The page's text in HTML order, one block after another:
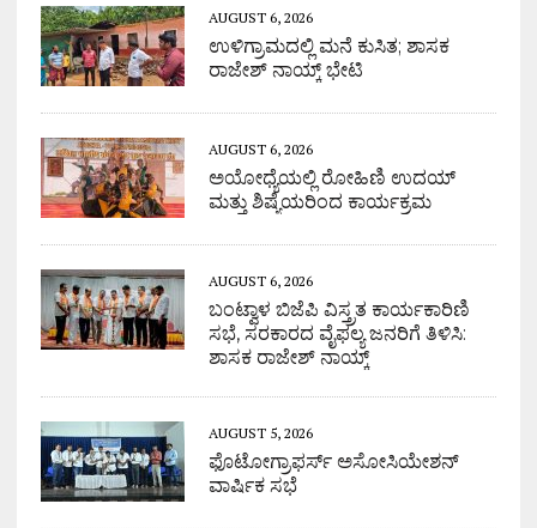
AUGUST 6, 2026
ಉಳಿಗ್ರಾಮದಲ್ಲಿ ಮನೆ ಕುಸಿತ; ಶಾಸಕ
ರಾಜೇಶ್ ನಾಯ್ಕ್ ಭೇಟಿ
AUGUST 6, 2026
ಅಯೋಧ್ಯೆಯಲ್ಲಿ ರೋಹಿಣಿ ಉದಯ್
ಮತ್ತು ಶಿಷ್ಯೆಯರಿಂದ ಕಾರ್ಯಕ್ರಮ
AUGUST 6, 2026
ಬಂಟ್ವಾಳ ಬಿಜೆಪಿ ವಿಸ್ತ್ರತ ಕಾರ್ಯಕಾರಿಣಿ
ಸಭೆ, ಸರಕಾರದ ವೈಫಲ್ಯ ಜನರಿಗೆ ತಿಳಿಸಿ:
ಶಾಸಕ ರಾಜೇಶ್ ನಾಯ್ಕ್
AUGUST 5, 2026
ಫೊಟೋಗ್ರಾಫರ್ಸ್ ಅಸೋಸಿಯೇಶನ್
ವಾರ್ಷಿಕ ಸಭೆ